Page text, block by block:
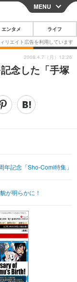
CLOSE
スマートフォン
その他
映画・ドラマ
ブログ
その他
MENU
エンタメ ライフ
念した「手塚
記念「Sho-Comi特集」
が明らかに！
2008.4.7（月）12:26